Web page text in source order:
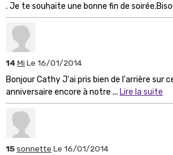
. Je te souhaite une bonne fin de
14 Mi Le 16/01/2014
Bonjour Cathy J'ai pris bien de l'arrière sur
anniversaire encore à notre ... Lire la suite
15sonnette Le 16/01/2014